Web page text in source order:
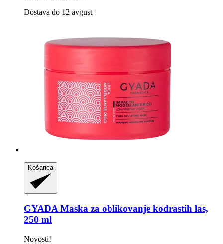
Dostava do 12 avgust
Košarica
GYADA Maska za oblikovanje kodrastih las,
250 ml
Novosti!